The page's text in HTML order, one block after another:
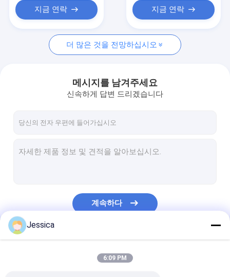
지금 연락 지금 연락
더 많은 것을 전망하십시오
메시지를 남겨주세요
신속하게 답변 드리겠습니다
계속하다
Jessica
6:09 PM